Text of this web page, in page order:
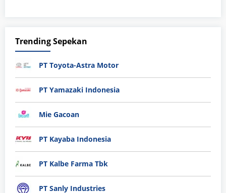
Trending Sepekan
PT Toyota-Astra Motor
PT Yamazaki Indonesia
Mie Gacoan
PT Kayaba Indonesia
PT Kalbe Farma Tbk
PT Sanly Industries